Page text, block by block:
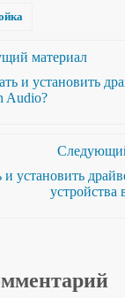
материал
и установить
Audio?
и установить
устройства